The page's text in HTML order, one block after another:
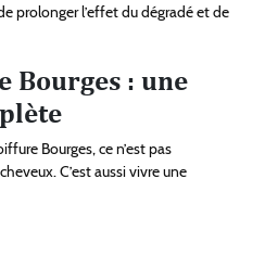
prolonger l’effet du dégradé et de
Bourges : une
Bourges, ce n’est pas
C’est aussi vivre une